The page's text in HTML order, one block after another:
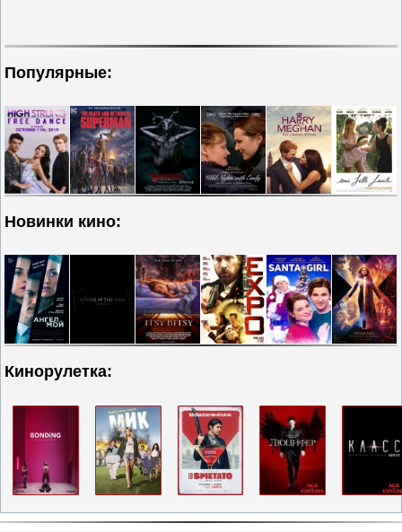
Популярные:
Новинки кино:
Кинорулетка: